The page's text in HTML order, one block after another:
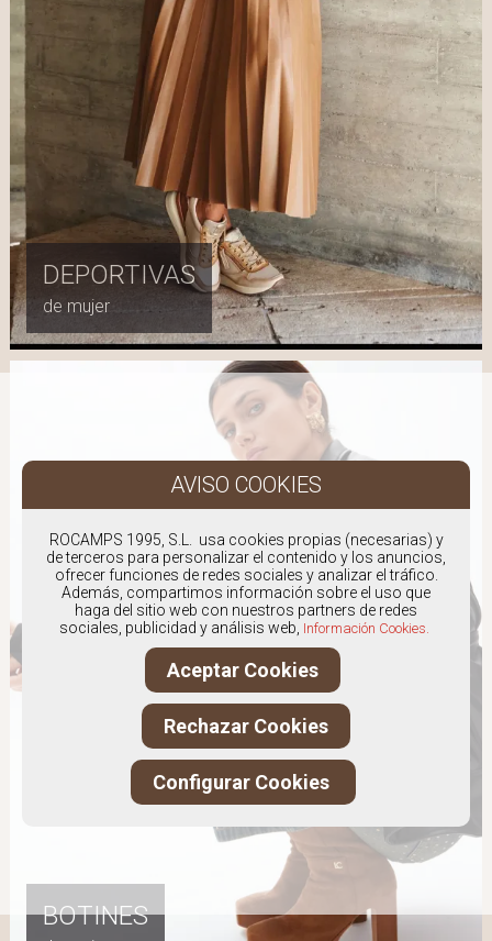
DEPORTIVAS
de mujer
BOTINES
ROCAMPS 1995, S.L. usa cookies propias (necesarias) y
de terceros para personalizar el contenido y los anuncios,
ofrecer funciones de redes sociales y analizar el tráfico.
Además, compartimos información sobre el uso que
haga del sitio web con nuestros partners de redes
sociales, publicidad y análisis web, Información Cookies.
Aceptar Cookies
Rechazar Cookies
Configurar Cookies